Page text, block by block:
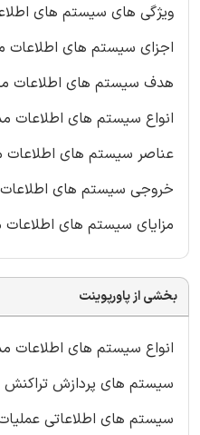
ویژگی های سیستم های
اجزای سیستم های اطلاعات
هدف سیستم های اطلاعات
انواع سیستم های اطلاعات
عناصر سیستم های اطلاعات
خروجی سیستم های اطلاعات
مزایای سیستم های اطلاعات
بخشی از پاورپوینت
انواع سیستم های اطلاعات
سیستم های پردازش
سیستم های اطلاعاتی